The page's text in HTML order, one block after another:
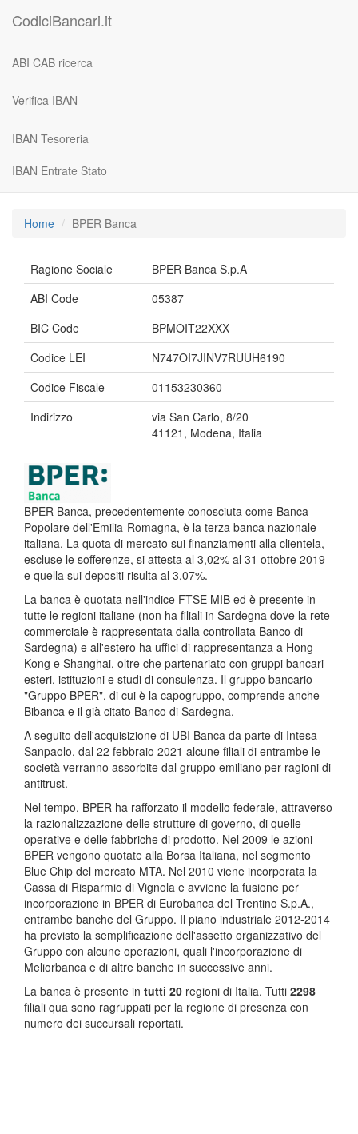
CodiciBancari.it
ABI CAB ricerca
Verifica IBAN
IBAN Tesoreria
IBAN Entrate Stato
Home BPER Banca
Ragione Sociale
BPER Banca S.p.A
ABI Code
05387
BIC Code
BPMOIT22XXX
Codice LEI
N747OI7JINV7RUUH6190
Codice Fiscale
01153230360
Indirizzo
via San Carlo, 8/20
41121, Modena, Italia
BPER Banca, precedentemente conosciuta come Banca
Popolare dell'Emilia-Romagna, è la terza banca nazionale
italiana. La quota di mercato sui finanziamenti alla clientela,
escluse le sofferenze, si attesta al 3,02% al 31 ottobre 2019
e quella sui depositi risulta al 3,07%.
La banca è quotata nell'indice FTSE MIB ed è presente in
tutte le regioni italiane (non ha filiali in Sardegna dove la rete
commerciale è rappresentata dalla controllata Banco di
Sardegna) e all'estero ha uffici di rappresentanza a Hong
Kong e Shanghai, oltre che partenariato con gruppi bancari
esteri, istituzioni e studi di consulenza. Il gruppo bancario
"Gruppo BPER", di cui è la capogruppo, comprende anche
Bibanca e il già citato Banco di Sardegna.
A seguito dell'acquisizione di UBI Banca da parte di Intesa
Sanpaolo, dal 22 febbraio 2021 alcune filiali di entrambe le
società verranno assorbite dal gruppo emiliano per ragioni di
antitrust.
Nel tempo, BPER ha rafforzato il modello federale, attraverso
la razionalizzazione delle strutture di governo, di quelle
operative e delle fabbriche di prodotto. Nel 2009 le azioni
BPER vengono quotate alla Borsa Italiana, nel segmento
Blue Chip del mercato MTA. Nel 2010 viene incorporata la
Cassa di Risparmio di Vignola e avviene la fusione per
incorporazione in BPER di Eurobanca del Trentino S.p.A.,
entrambe banche del Gruppo. Il piano industriale 2012-2014
ha previsto la semplificazione dell'assetto organizzativo del
Gruppo con alcune operazioni, quali l'incorporazione di
Meliorbanca e di altre banche in successive anni.
La banca è presente in tutti 20 regioni di Italia. Tutti 2298
filiali qua sono ragruppati per la regione di presenza con
numero dei succursali reportati.